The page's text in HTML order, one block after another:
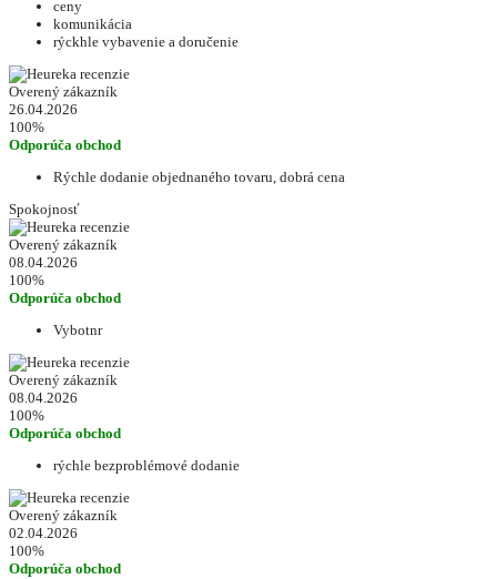
ceny
komunikácia
rýckhle vybavenie a doručenie
Overený zákazník
26.04.2026
100%
Odporúča obchod
Rýchle dodanie objednaného tovaru, dobrá cena
Spokojnosť
Overený zákazník
08.04.2026
100%
Odporúča obchod
Vybotnr
Overený zákazník
08.04.2026
100%
Odporúča obchod
rýchle bezproblémové dodanie
Overený zákazník
02.04.2026
100%
Odporúča obchod